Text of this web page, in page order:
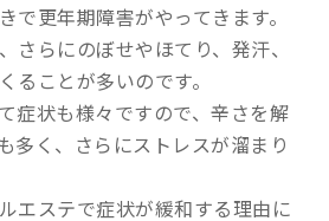
で更年期障害がやってきます。
さらにのぼせやほてり、発汗、
ることが多いのです。
症状も様々ですので、辛さを解
多く、さらにストレスが溜まり
エステで症状が緩和する理由に